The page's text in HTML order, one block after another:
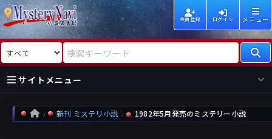
会員登録 ログイン メニュー
検索対象 検索キーワード
サイトメニュー
国内
作家
海外
作家
新着
レビュー
新刊
情報
HOME 新刊 ミステリ小説 1982年5月発売のミステリー小説